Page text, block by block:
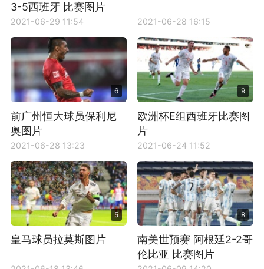
3-5西班牙 比赛图片
2021-06-29 11:54 2021-06-28 16:15
6
前广州恒大球员保利尼
奥图片
2021-06-28 13:23
9
欧洲杯E组西班牙比赛图
片
2021-06-24 11:52
5
皇马球员拉莫斯图片
8
南美世预赛 阿根廷2-2哥
伦比亚 比赛图片